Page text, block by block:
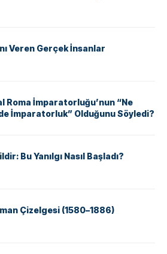
Veren Gerçek İnsanlar
Roma İmparatorluğu’nun “Ne
de İmparatorluk” Olduğunu Söyledi?
Bu Yanılgı Nasıl Başladı?
Çizelgesi (1580–1886)